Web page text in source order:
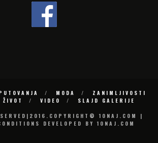
MODA
ZANIMLJIVOSTI
VIDEO
SLAJD GALERIJE
10NAJ.COM |
DEVELOPED BY 10NAJ.COM